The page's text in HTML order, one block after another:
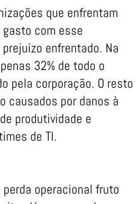
que enfrentam
com esse
enfrentado. Na
32% de todo o
pela corporação. O resto
causados por danos à
produtividade e
de TI.
perda operacional fruto